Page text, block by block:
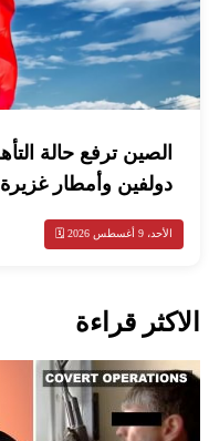
الصين ترفع حالة
دولفين وأمطار غزيرة
الأحد، 9 أغسطس 2026 🗓️
الاكثر قراءة